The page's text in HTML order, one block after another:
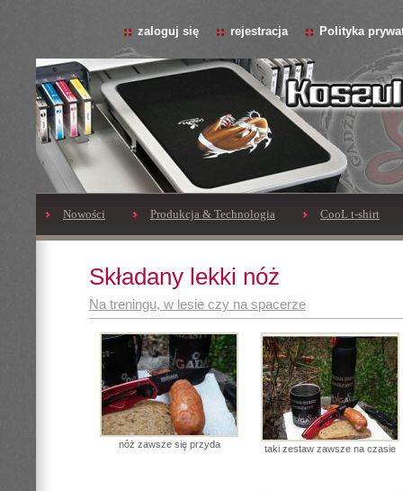
zaloguj się rejestracja Polityka
Nowości Produkcja & Technologia CooL t-shirt
Składany lekki nóż
Na treningu, w lesie czy na spacerze
nóż zawsze się przyda taki zestaw zawsze na czasie